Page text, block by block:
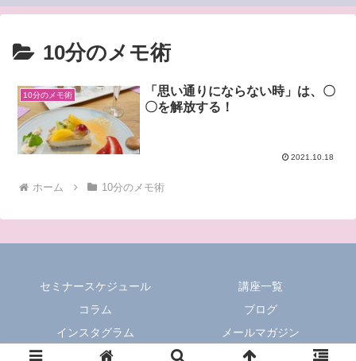
10分のメモ術
10分のメモ術
「思い通りにならない時」は、〇
〇を解放する！
2021.10.18
ホーム 10分のメモ術
セミナースケジュール
講座一覧
コラム
ブログ
インスタグラム
メールマガジン